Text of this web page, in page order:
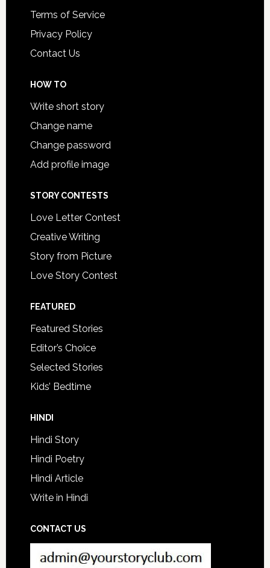
Terms of Service
Privacy Policy
Contact Us
HOW TO
Write short story
Change name
Change password
Add profile image
STORY CONTESTS
Love Letter Contest
Creative Writing
Story from Picture
Love Story Contest
FEATURED
Featured Stories
Editor’s Choice
Selected Stories
Kids’ Bedtime
HINDI
Hindi Story
Hindi Poetry
Hindi Article
Write in Hindi
CONTACT US